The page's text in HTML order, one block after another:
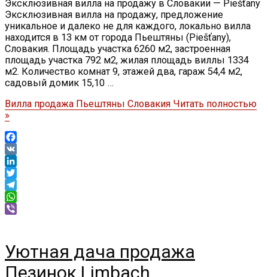
Эксклюзивная вилла на продажу в Словакии — Piešťany
Эксклюзивная вилла на продажу, предложение
уникальное и далеко не для каждого, локально вилла
находится в 13 км от города Пьештяны (Piešťany),
Словакия. Площадь участка 6260 м2, застроенная
площадь участка 792 м2, жилая площадь виллы 1334
м2. Количество комнат 9, этажей два, гараж 54,4 м2,
садовый домик 15,10 …
Вилла продажа Пьештяны Словакия Читать полностью
»
Facebook
VK
LinkedIn
Twitter
Telegram
WhatsApp
Уютная дача продажа
Пезинок Limbach